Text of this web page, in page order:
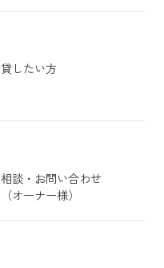
貸したい方
相談・お問い合わせ
（オーナー様）